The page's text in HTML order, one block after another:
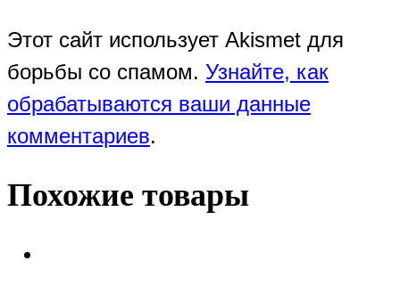
Этот сайт использует Akismet для
борьбы со спамом. Узнайте, как
обрабатываются ваши данные
комментариев.
Похожие товары